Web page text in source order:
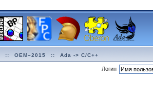
:: OEM–2015 :: Ada -> C/C++
Логин